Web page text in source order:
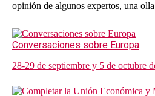
opinión de algunos expertos, una
Conversaciones sobre Europa
28-29 de septiembre y 5 de octubre